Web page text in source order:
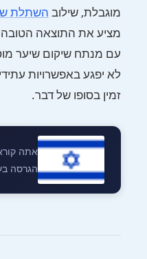
מוגבלת, שילובהשתלת
מציע את התוצאה הטובה
עם מנתח שיקום שיער
לא יפגע באפשרויות
זמין בסופו של דבר.
אתה
הגרסה